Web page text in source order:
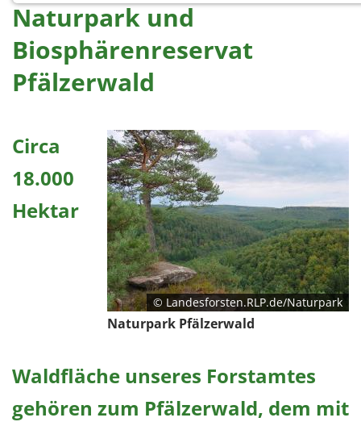
Naturpark und
Biosphärenreservat
Pfälzerwald
© Landesforsten.RLP.de/Naturpark
Naturpark Pfälzerwald
Circa
18.000
Hektar
Waldfläche unseres Forstamtes
gehören zum Pfälzerwald, dem mit